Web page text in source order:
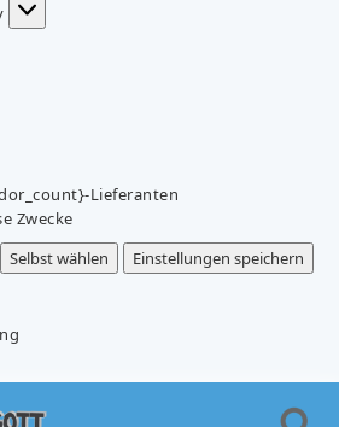
Lieferanten
Zwecke
Selbst wählen
Einstellungen speichern